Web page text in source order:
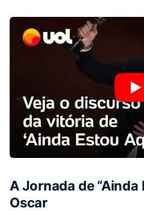
A Jornada de “Ainda
Oscar